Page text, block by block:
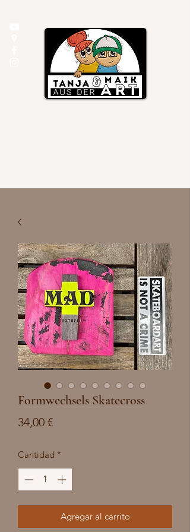
Formwechsels Skatecross
34,00 €Precio
Cantidad *
Agregar al carrito